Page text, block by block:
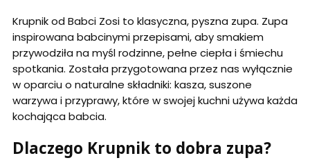
Krupnik od Babci Zosi to klasyczna, pyszna zupa. Zupa
inspirowana babcinymi przepisami, aby smakiem
przywodziła na myśl rodzinne, pełne ciepła i śmiechu
spotkania. Została przygotowana przez nas wyłącznie
w oparciu o naturalne składniki: kasza, suszone
warzywa i przyprawy, które w swojej kuchni używa każda
kochająca babcia.
Dlaczego Krupnik to dobra zupa?